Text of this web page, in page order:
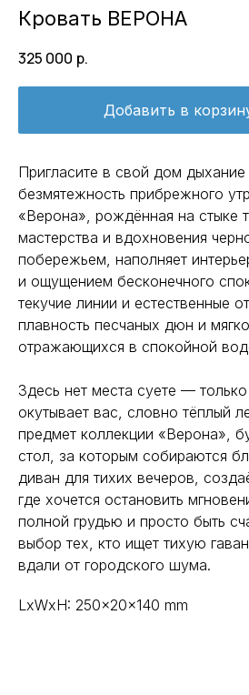
Кровать ВЕРОНА
325 000 р.
Добавить в
Пригласите в свой дом
безмятежность прибрежного
«Верона», рождённая на стыке
мастерства и вдохновения
побережьем, наполняет
и ощущением бесконечного
текучие линии и естественные
плавность песчаных дюн и
отражающихся в спокойной
Здесь нет места суете —
окутывает вас, словно тёплый
предмет коллекции «Верона»,
стол, за которым собираются
диван для тихих вечеров,
где хочется остановить
полной грудью и просто быть
выбор тех, кто ищет тихую
вдали от городского шума.
LxWxH: 250x20x140 mm